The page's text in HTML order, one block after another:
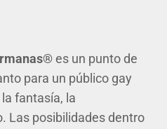
es un punto de
para un público gay
fantasía, la
Las posibilidades dentro